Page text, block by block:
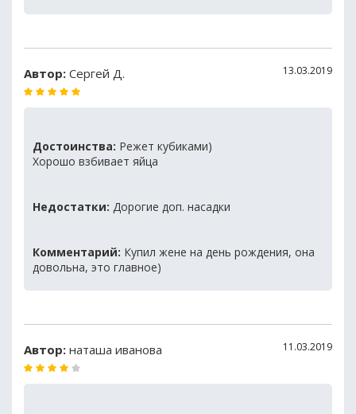
Автор: Сергей Д. 13.03.2019
Достоинства: Режет кубиками)
Хорошо взбивает яйца
Недостатки: Дорогие доп. насадки
Комментарий: Купил жене на день рождения, она
довольна, это главное)
Автор: наташа иванова 11.03.2019